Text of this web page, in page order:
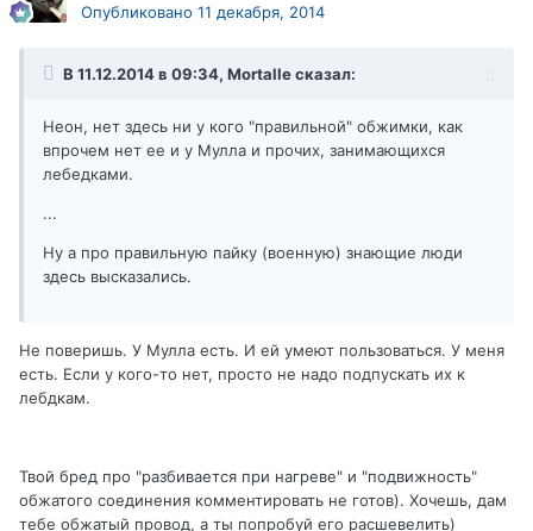
Опубликовано 11 декабря, 2014
В 11.12.2014 в 09:34, Mortalle сказал:
Неон, нет здесь ни у кого "правильной" обжимки, как
впрочем нет ее и у Мулла и прочих, занимающихся
лебедками.
...
Ну а про правильную пайку (военную) знающие люди
здесь высказались.
Не поверишь. У Мулла есть. И ей умеют пользоваться. У меня
есть. Если у кого-то нет, просто не надо подпускать их к
лебдкам.
Твой бред про "разбивается при нагреве" и "подвижность"
обжатого соединения комментировать не готов). Хочешь, дам
тебе обжатый провод, а ты попробуй его расшевелить)